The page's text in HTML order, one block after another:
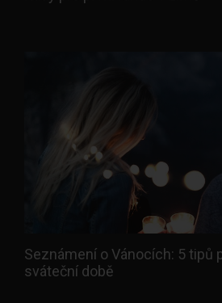
Seznámení o Vánocích: 5 tipů
sváteční době